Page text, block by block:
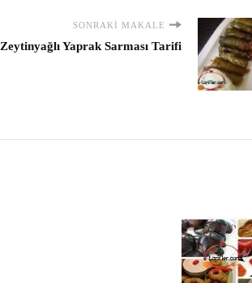
SONRAKI MAKALE
Zeytinyağlı Yaprak Sarması Tarifi